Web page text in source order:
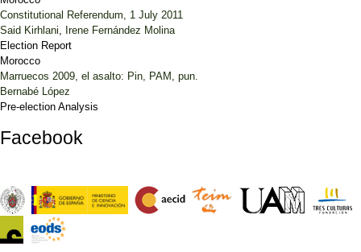
Constitutional Referendum, 1 July 2011
Said Kirhlani, Irene Fernández Molina
Election Report
Morocco
Marruecos 2009, el asalto: Pin, PAM, pun.
Bernabé López
Pre-election Analysis
Facebook